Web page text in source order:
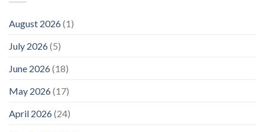
August 2026(1)
July 2026(5)
June 2026(18)
May 2026(17)
April 2026(24)